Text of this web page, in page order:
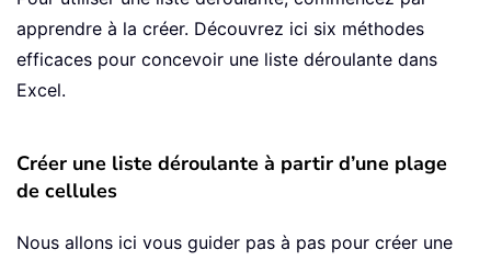
apprendre à la créer. Découvrez ici six méthodes
efficaces pour concevoir une liste déroulante dans
Excel.
Créer une liste déroulante à partir d’une plage
de cellules
Nous allons ici vous guider pas à pas pour créer une